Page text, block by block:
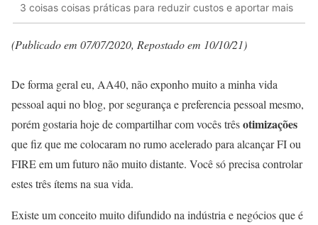
3 coisas coisas práticas para reduzir custos e aportar mais
(Publicado em 07/07/2020, Repostado em 10/10/21)
De forma geral eu, AA40, não exponho muito a minha vida
pessoal aqui no blog, por segurança e preferencia pessoal mesmo,
porém gostaria hoje de compartilhar com vocês trêsotimizações
que fiz que me colocaram no rumo acelerado para alcançar FI ou
FIRE em um futuro não muito distante. Você só precisa controlar
estes três ítems na sua vida.
Existe um conceito muito difundido na indústria e negócios que é